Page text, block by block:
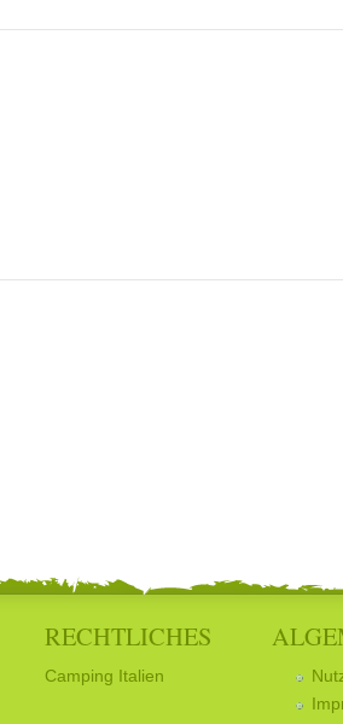
RECHTLICHES
Camping Italien